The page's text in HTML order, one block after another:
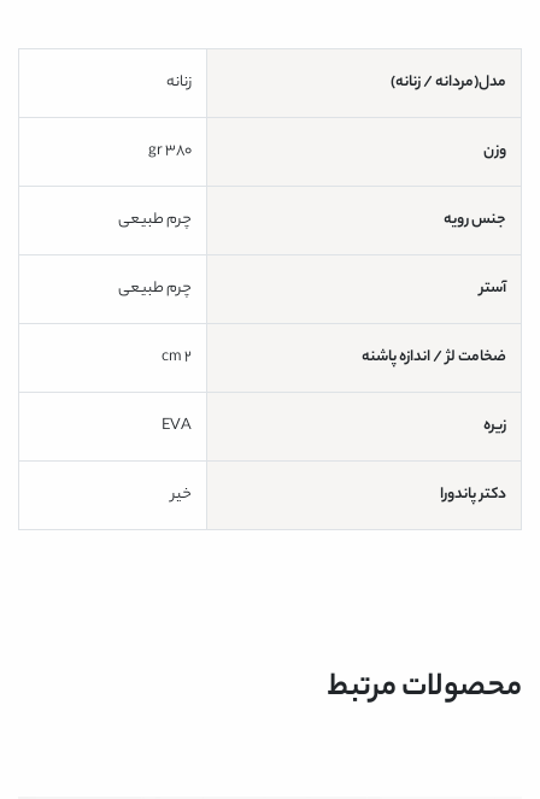
مدل(مردانه / زنانه) زنانه
وزن 380 gr
جنس رویه چرم طبیعی
آستر چرم طبیعی
ضخامت لژ / اندازه پاشنه
زیره EVA
دکتر پاندورا خیر
محصولات مرتبط